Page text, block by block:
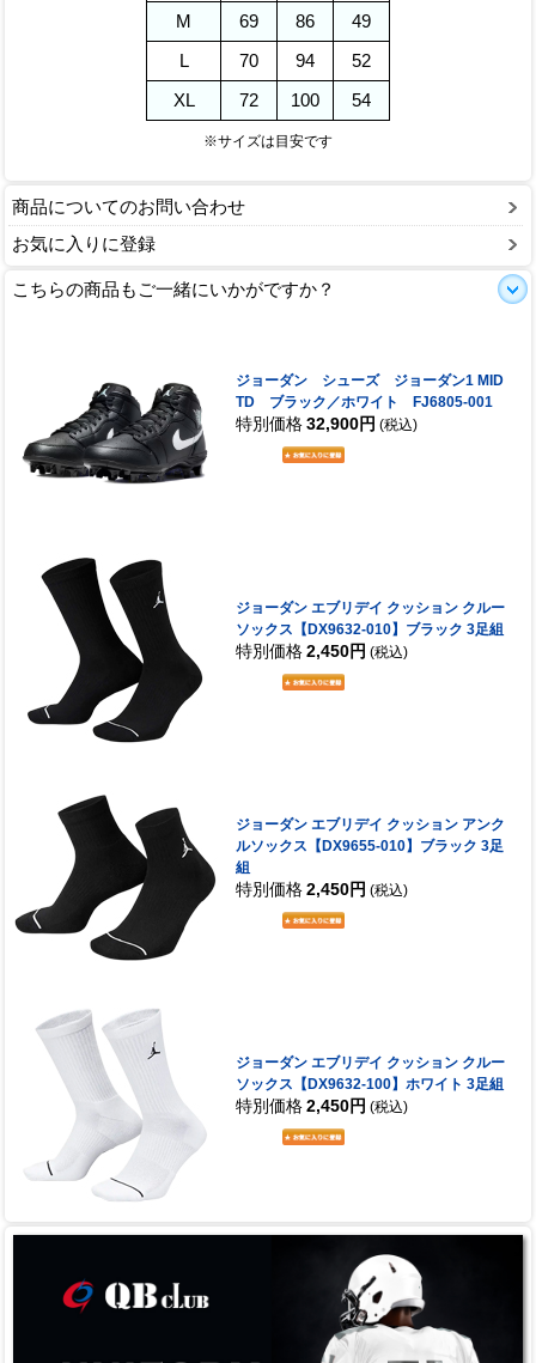
M
69 86
49
L
70 94
52
XL
72 100 54
※サイズは目安です
商品についてのお問い合わせ
お気に入りに登録
こちらの商品もご一緒にいかがですか？
ジョーダン シューズ ジョーダン1 MID
TD ブラック／ホワイト FJ6805-001
特別価格 32,900円 (税込)
ジョーダン エブリデイ クッション クルー
ソックス【DX9632-010】ブラック 3足組
特別価格 2,450円 (税込)
ジョーダン エブリデイ クッション アンク
ルソックス【DX9655-010】ブラック 3足
組
特別価格 2,450円 (税込)
ジョーダン エブリデイ クッション クルー
ソックス【DX9632-100】ホワイト 3足組
特別価格 2,450円 (税込)